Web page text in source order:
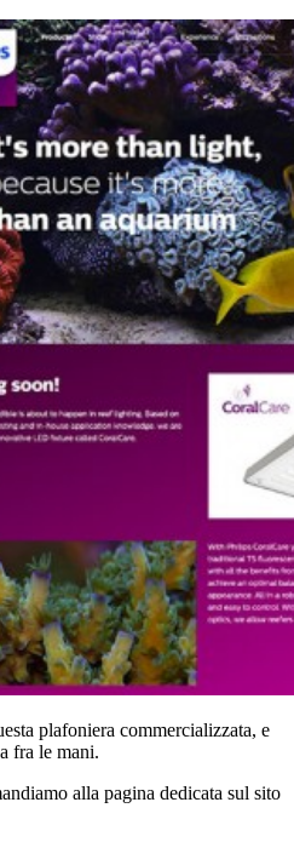
plafoniera commercializzata, e
fra le mani.
alla pagina dedicata sul sito